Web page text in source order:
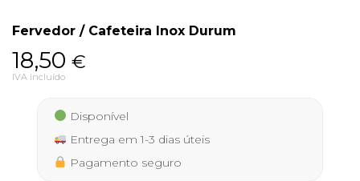
Fervedor / Cafeteira Inox Durum
18,50 €
IVA incluído
Disponível
Entrega em 1-3 dias úteis
Pagamento seguro